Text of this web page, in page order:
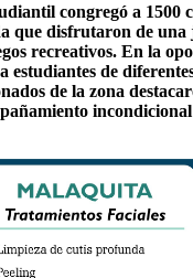
congregó a 1500
que disfrutaron de una
recreativos. En la
estudiantes de
de la zona